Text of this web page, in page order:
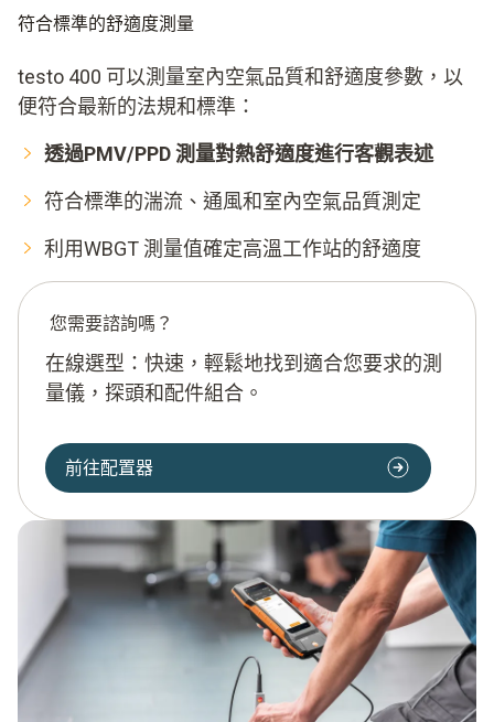
符合標準的舒適度測量
testo 400 可以測量室內空氣品質和舒適度參數，以
便符合最新的法規和標準：
透過PMV/PPD 測量對熱舒適度進行客觀表述
符合標準的湍流、通風和室內空氣品質測定
利用WBGT 測量值確定高溫工作站的舒適度
您需要諮詢嗎？
在線選型：快速，輕鬆地找到適合您要求的測
量儀，探頭和配件組合。
前往配置器